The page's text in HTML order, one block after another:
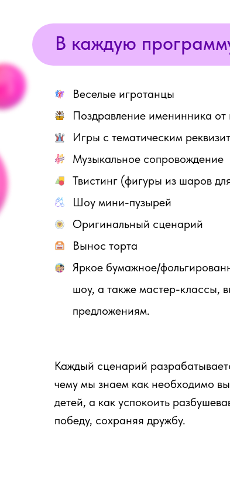
Каждый сценарий
чему мы знаем как необходимо
детей, а как успокоить
победу, сохраняя дружбу.
Веселые игротанцы
Поздравление именинника от
Игры с тематическим
Музыкальное сопровождение
Твистинг (фигуры из шаров
Шоу мини-пузырей
Оригинальный сценарий
Вынос торта
Яркое бумажное/
шоу, а также мастер-классы,
предложениям.
В каждую